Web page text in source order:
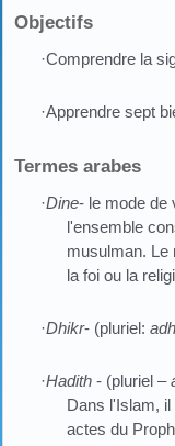
Objectifs
·Comprendre la
·Apprendre sept
Termes arabes
·Dine- le mode de
l'ensemble
musulman. Le
la foi ou la
·Dhikr- (pluriel:
·Hadith - (pluriel –
Dans l'Islam,
actes du